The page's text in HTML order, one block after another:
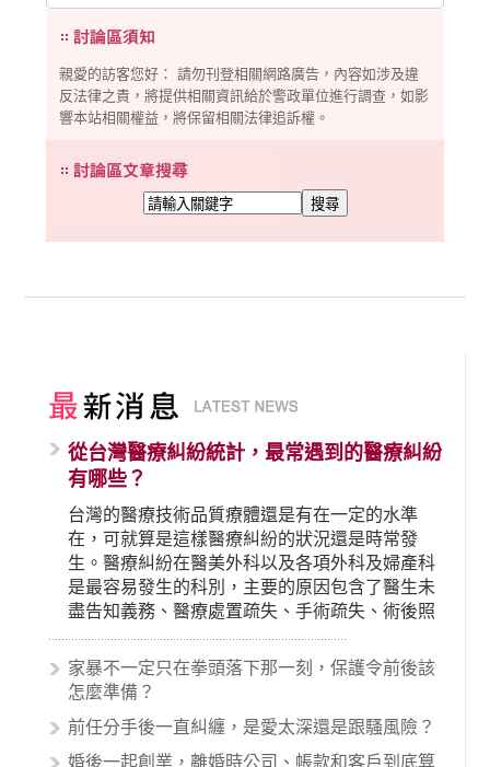
親愛的訪客您好： 請勿刊登相關網路廣告，內容如涉及違
反法律之責，將提供相關資訊給於警政單位進行調查，如影
響本站相關權益，將保留相關法律追訴權。
從台灣醫療糾紛統計，最常遇到的醫療糾紛
有哪些？
台灣的醫療技術品質療體還是有在一定的水準
在，可就算是這樣醫療糾紛的狀況還是時常發
生。醫療糾紛在醫美外科以及各項外科及婦產科
是最容易發生的科別，主要的原因包含了醫生未
盡告知義務、醫療處置疏失、手術疏失、術後照
顧失當、醫療費用的收取。雖然醫學進步，但醫
生與病患之間引起的糾紛還是經常發生。很多案
例中最後都走向訴訟流程，我們如果不幸遇到相
的內容其實非常多，有些案例…
家暴不一定只在拳頭落下那一刻，保護令前後該
怎麼準備？
前任分手後一直糾纏，是愛太深還是跟騷風險？
婚後一起創業，離婚時公司、帳款和客戶到底算